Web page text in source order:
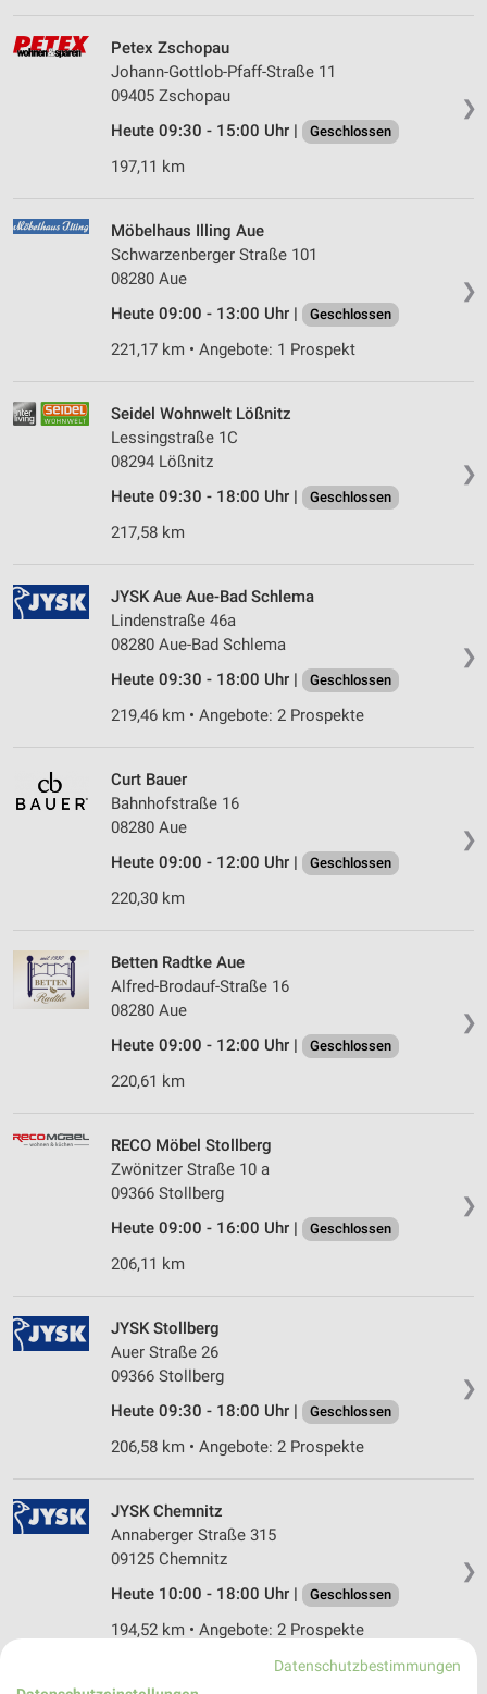
❯
Petex Zschopau
Johann-Gottlob-Pfaff-Straße 11
09405 Zschopau
Heute 09:30 - 15:00 Uhr |
Geschlossen
197,11 km
❯
Möbelhaus Illing Aue
Schwarzenberger Straße 101
08280 Aue
Heute 09:00 - 13:00 Uhr |
Geschlossen
221,17 km • Angebote: 1 Prospekt
❯
Seidel Wohnwelt Lößnitz
Lessingstraße 1C
08294 Lößnitz
Heute 09:30 - 18:00 Uhr |
Geschlossen
217,58 km
❯
JYSK Aue Aue-Bad Schlema
Lindenstraße 46a
08280 Aue-Bad Schlema
Heute 09:30 - 18:00 Uhr |
Geschlossen
219,46 km • Angebote: 2 Prospekte
❯
Curt Bauer
Bahnhofstraße 16
08280 Aue
Heute 09:00 - 12:00 Uhr |
Geschlossen
220,30 km
❯
Betten Radtke Aue
Alfred-Brodauf-Straße 16
08280 Aue
Heute 09:00 - 12:00 Uhr |
Geschlossen
220,61 km
❯
RECO Möbel Stollberg
Zwönitzer Straße 10 a
09366 Stollberg
Heute 09:00 - 16:00 Uhr |
Geschlossen
206,11 km
❯
JYSK Stollberg
Auer Straße 26
09366 Stollberg
Heute 09:30 - 18:00 Uhr |
Geschlossen
206,58 km • Angebote: 2 Prospekte
❯
JYSK Chemnitz
Annaberger Straße 315
09125 Chemnitz
Heute 10:00 - 18:00 Uhr |
Geschlossen
194,52 km • Angebote: 2 Prospekte
Datenschutzbestimmungen